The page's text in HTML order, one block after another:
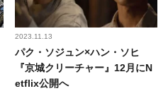
2023.11.13
パク・ソジュン×ハン・ソヒ
『京城クリーチャー』12月にN
etflix公開へ